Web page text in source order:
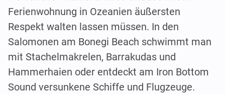
Ferienwohnung in Ozeanien äußersten
Respekt walten lassen müssen. In den
Salomonen am Bonegi Beach schwimmt man
mit Stachelmakrelen, Barrakudas und
Hammerhaien oder entdeckt am Iron Bottom
Sound versunkene Schiffe und Flugzeuge.